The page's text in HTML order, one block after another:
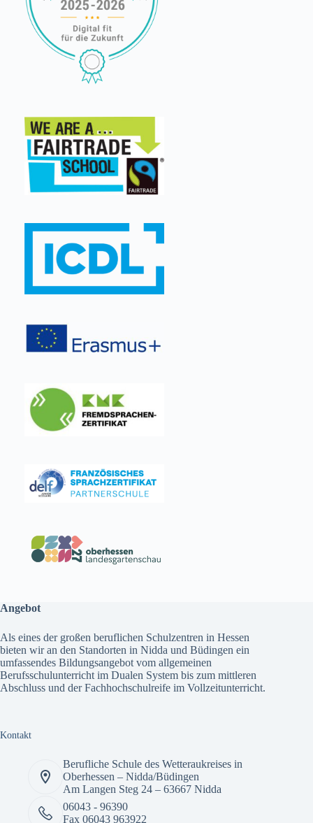
Angebot
Als eines der großen beruflichen Schulzentren in Hessen
bieten wir an den Standorten in Nidda und Büdingen ein
umfassendes Bildungsangebotvom allgemeinen
Berufsschulunterricht im Dualen System bis zum mittleren
Abschluss und der Fachhochschulreife im Vollzeitunterricht.
Kontakt
Berufliche Schule des Wetteraukreises in
Oberhessen – Nidda/Büdingen
Am Langen Steg 24 – 63667 Nidda
06043 - 96390
Fax 06043 963922